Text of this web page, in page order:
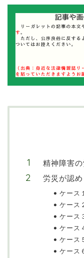
精神障害
労災が認
ケース
ケース
ケース
ケース
ケース
ケース